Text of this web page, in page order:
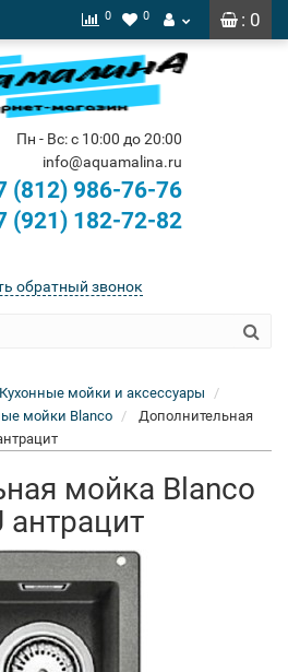
: 0
0 0
Пн - Вс: с 10:00 до 20:00
info@aquamalina.ru
(812) 986-76-76
(921) 182-72-82
обратный звонок
Кухонные мойки и аксессуары
мойки Blanco
Дополнительная
мойка Blanco
антрацит